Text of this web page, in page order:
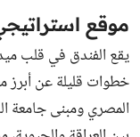
موقع
يقع الفندق في قلب
خطوات قليلة عن أبرز
المصري ومبنى جامعة